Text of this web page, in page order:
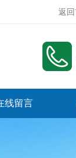
返
线留言